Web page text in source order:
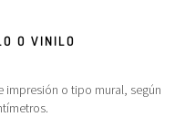
O VINILO
o tipo mural, según